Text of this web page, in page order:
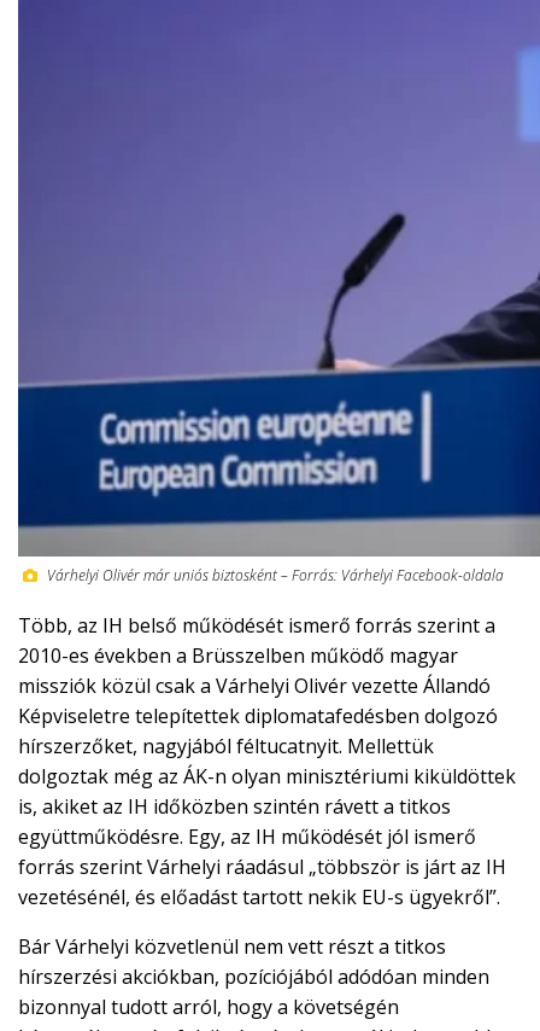
Várhelyi Olivér már uniós biztosként – Forrás: Várhelyi Facebook-oldala
Több, az IH belső működését ismerő forrás szerint a
2010-es években a Brüsszelben működő magyar
missziók közül csak a Várhelyi Olivér vezette Állandó
Képviseletre telepítettek diplomatafedésben dolgozó
hírszerzőket, nagyjából féltucatnyit. Mellettük
dolgoztak még az ÁK-n olyan minisztériumi kiküldöttek
is, akiket az IH időközben szintén rávett a titkos
együttműködésre. Egy, az IH működését jól ismerő
forrás szerint Várhelyi ráadásul „többször is járt az IH
vezetésénél, és előadást tartott nekik EU-s ügyekről”.
Bár Várhelyi közvetlenül nem vett részt a titkos
hírszerzési akciókban, pozíciójából adódóan minden
bizonnyal tudott arról, hogy a követségén